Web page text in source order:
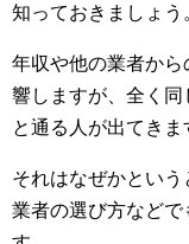
知っておきましょう
年収や他の業者か
響しますが、全く同
と通る人が出てきま
それはなぜかとい
業者の選び方など